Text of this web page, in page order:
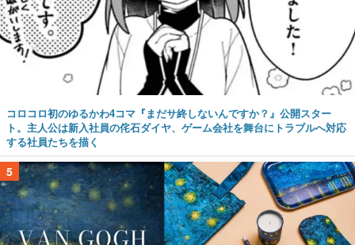
コロコロ初のゆるかわ4コマ『まだサ終しないんですか？』公開スター
ト。主人公は新入社員の侘石ダイヤ、ゲーム会社を舞台にトラブルへ対応
する社員たちを描く
5